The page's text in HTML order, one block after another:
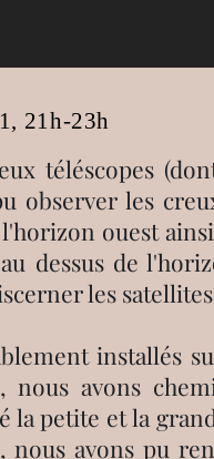
21h-23h
téléscopes
observer les
ouest
dessus de
les
installés
nous avons
la petite et la
nous avons pu